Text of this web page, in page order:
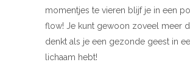
momentjes te vieren blijf je in een
flow! Je kunt gewoon zoveel meer
denkt als je een gezonde geest in
lichaam hebt!